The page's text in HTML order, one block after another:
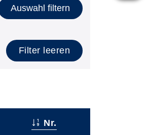
Auswahl filtern
Filter leeren
Nr.